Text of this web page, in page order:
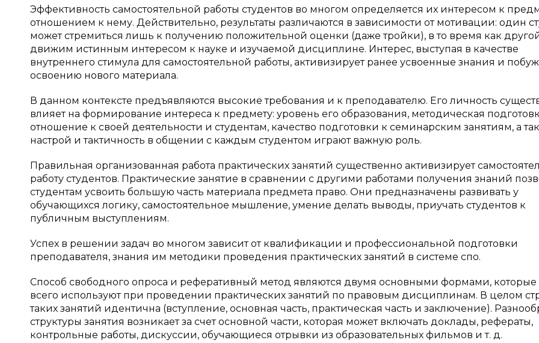
Эффективность самостоятельной работы студентов во многом определяется их интересом к
отношением к нему. Действительно, результаты различаются в зависимости от мотивации: один
может стремиться лишь к получению положительной оценки (даже тройки), в то время как
движим истинным интересом к науке и изучаемой дисциплине. Интерес, выступая в качестве
внутреннего стимула для самостоятельной работы, активизирует ранее усвоенные знания и
освоению нового материала.
В данном контексте предъявляются высокие требования и к преподавателю. Его личность
влияет на формирование интереса к предмету: уровень его образования, методическая
отношение к своей деятельности и студентам, качество подготовки к семинарским занятиям, а
настрой и тактичность в общении с каждым студентом играют важную роль.
Правильная организованная работа практических занятий существенно активизирует
работу студентов. Практические занятие в сравнении с другими работами получения знаний
студентам усвоить большую часть материала предмета право. Они предназначены развивать у
обучающихся логику, самостоятельное мышление, умение делать выводы, приучать студентов к
публичным выступлениям.
Успех в решении задач во многом зависит от квалификации и профессиональной подготовки
преподавателя, знания им методики проведения практических занятий в системе спо.
Способ свободного опроса и реферативный метод являются двумя основными формами,
всего используют при проведении практических занятий по правовым дисциплинам. В целом
таких занятий идентична (вступление, основная часть, практическая часть и заключение).
структуры занятия возникает за счет основной части, которая может включать доклады, рефераты,
контрольные работы, дискуссии, обучающиеся отрывки из образовательных фильмов и т. д.